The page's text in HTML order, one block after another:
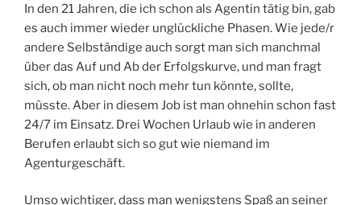
In den 21 Jahren, die ich schon als Agentin tätig bin, gab
es auch immer wieder unglückliche Phasen. Wie jede/r
andere Selbständige auch sorgt man sich manchmal
über das Auf und Ab der Erfolgskurve, und man fragt
sich, ob man nicht noch mehr tun könnte, sollte,
müsste. Aber in diesem Job ist man ohnehin schon fast
24/7 im Einsatz. Drei Wochen Urlaub wie in anderen
Berufen erlaubt sich so gut wie niemand im
Agenturgeschäft.
Umso wichtiger, dass man wenigstens Spaß an seiner